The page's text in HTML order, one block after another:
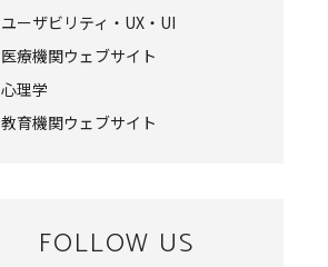
ユーザビリティ・UX・UI
医療機関ウェブサイト
心理学
教育機関ウェブサイト
FOLLOW US